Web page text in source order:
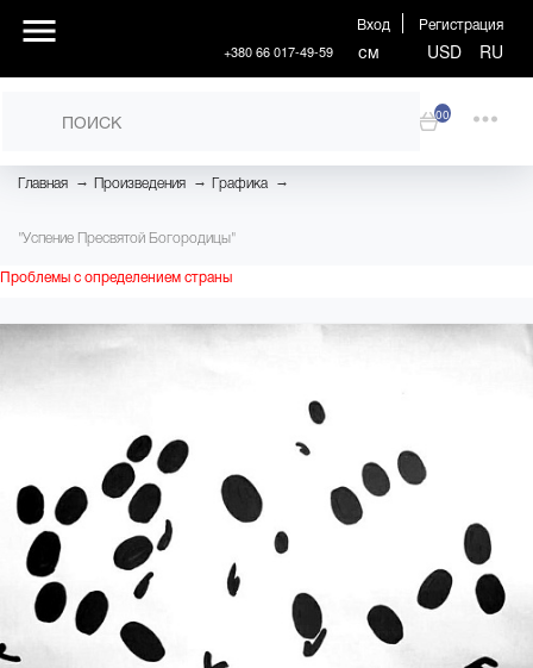
Вход Регистрация
+380 66 017-49-59 см USD RU
00
Главная → Произведения → Графика →
"Успение Пресвятой Богородицы"
Проблемы с определением страны